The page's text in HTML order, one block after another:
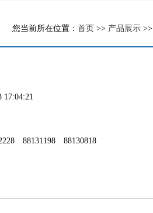
您当前所在位置： 首页 >> 产品展示 >>
17:04:21
88131198 88130818